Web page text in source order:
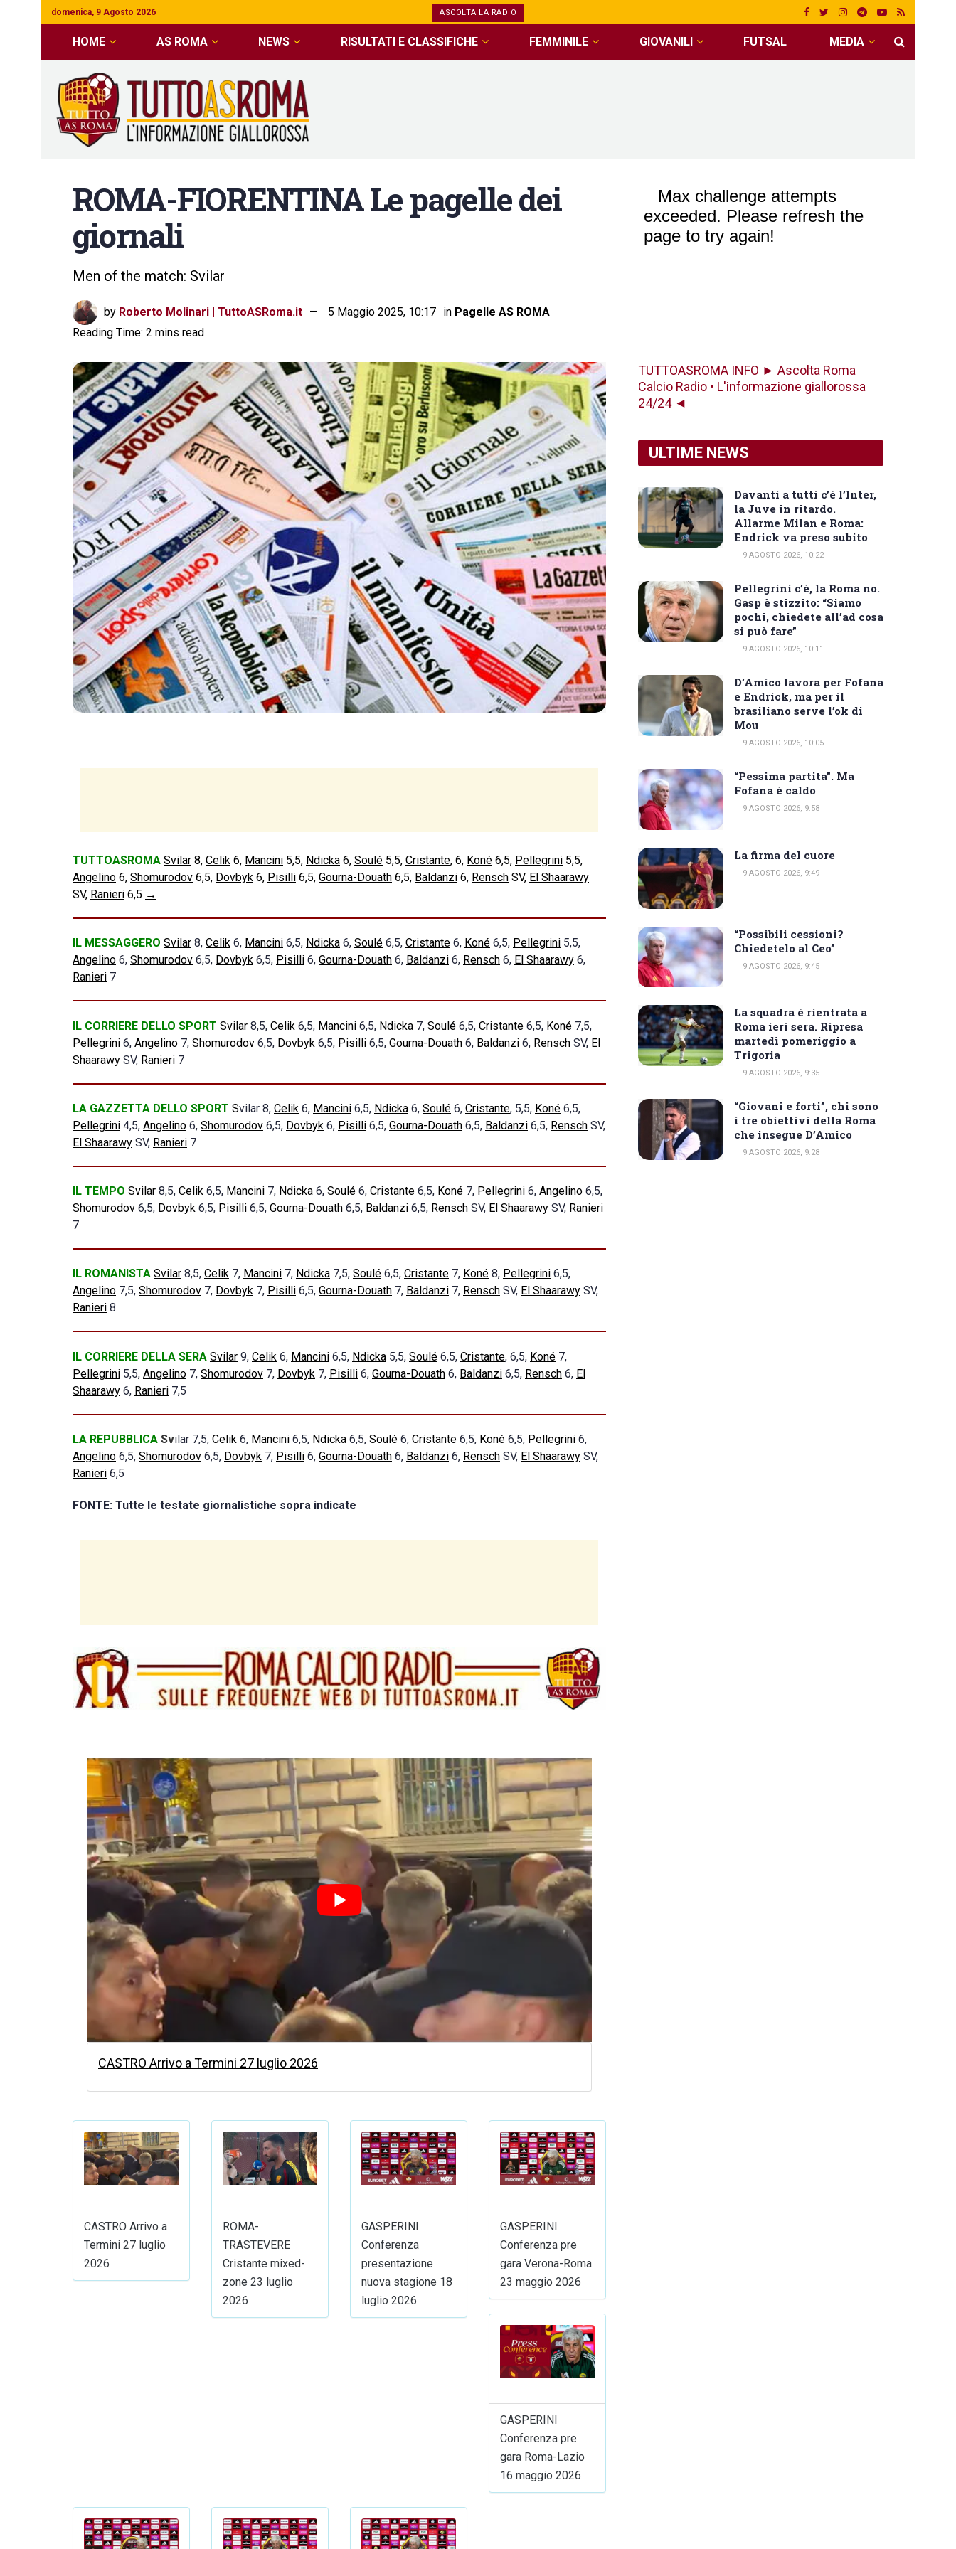
domenica, 9 Agosto 2026 ASCOLTA LA RADIO
HOME AS ROMA NEWS RISULTATI E CLASSIFICHE FEMMINILE GIOVANILI FUTSAL MEDIA
ROMA-FIORENTINA Le pagelle dei
giornali
Men of the match: Svilar
by Roberto Molinari | TuttoASRoma.it 5 Maggio 2025, 10:17 in Pagelle AS ROMA
Reading Time: 2 mins read
TUTTOASROMA Svilar 8, Celik 6, Mancini 5,5, Ndicka 6, Soulé 5,5, Cristante, 6, Koné 6,5, Pellegrini 5,5,
Angelino 6, Shomurodov 6,5, Dovbyk 6, Pisilli 6,5, Gourna-Douath 6,5, Baldanzi 6, Rensch SV, El Shaarawy
SV, Ranieri 6,5 →
IL MESSAGGERO Svilar 8, Celik 6, Mancini 6,5, Ndicka 6, Soulé 6,5, Cristante 6, Koné 6,5, Pellegrini 5,5,
Angelino 6, Shomurodov 6,5, Dovbyk 6,5, Pisilli 6, Gourna-Douath 6, Baldanzi 6, Rensch 6, El Shaarawy 6,
Ranieri 7
IL CORRIERE DELLO SPORT Svilar 8,5, Celik 6,5, Mancini 6,5, Ndicka 7, Soulé 6,5, Cristante 6,5, Koné 7,5,
Pellegrini 6, Angelino 7, Shomurodov 6,5, Dovbyk 6,5, Pisilli 6,5, Gourna-Douath 6, Baldanzi 6, Rensch SV, El
Shaarawy SV, Ranieri 7
LA GAZZETTA DELLO SPORT Svilar 8, Celik 6, Mancini 6,5, Ndicka 6, Soulé 6, Cristante, 5,5, Koné 6,5,
Pellegrini 4,5, Angelino 6, Shomurodov 6,5, Dovbyk 6, Pisilli 6,5, Gourna-Douath 6,5, Baldanzi 6,5, Rensch SV,
El Shaarawy SV, Ranieri 7
IL TEMPO Svilar 8,5, Celik 6,5, Mancini 7, Ndicka 6, Soulé 6, Cristante 6,5, Koné 7, Pellegrini 6, Angelino 6,5,
Shomurodov 6,5, Dovbyk 6,5, Pisilli 6,5, Gourna-Douath 6,5, Baldanzi 6,5, Rensch SV, El Shaarawy SV, Ranieri
7
IL ROMANISTA Svilar 8,5, Celik 7, Mancini 7, Ndicka 7,5, Soulé 6,5, Cristante 7, Koné 8, Pellegrini 6,5,
Angelino 7,5, Shomurodov 7, Dovbyk 7, Pisilli 6,5, Gourna-Douath 7, Baldanzi 7, Rensch SV, El Shaarawy SV,
Ranieri 8
IL CORRIERE DELLA SERA Svilar 9, Celik 6, Mancini 6,5, Ndicka 5,5, Soulé 6,5, Cristante, 6,5, Koné 7,
Pellegrini 5,5, Angelino 7, Shomurodov 7, Dovbyk 7, Pisilli 6, Gourna-Douath 6, Baldanzi 6,5, Rensch 6, El
Shaarawy 6, Ranieri 7,5
LA REPUBBLICA Svilar 7,5, Celik 6, Mancini 6,5, Ndicka 6,5, Soulé 6, Cristante 6,5, Koné 6,5, Pellegrini 6,
Angelino 6,5, Shomurodov 6,5, Dovbyk 7, Pisilli 6, Gourna-Douath 6, Baldanzi 6, Rensch SV, El Shaarawy SV,
Ranieri 6,5
FONTE: Tutte le testate giornalistiche sopra indicate
CASTRO Arrivo a Termini 27 luglio 2026
CASTRO Arrivo a
Termini 27 luglio
2026
ROMA-
TRASTEVERE
Cristante mixed-
zone 23 luglio
2026
GASPERINI
Conferenza
presentazione
nuova stagione 18
luglio 2026
GASPERINI
Conferenza pre
gara Verona-Roma
23 maggio 2026
GASPERINI
Conferenza pre
gara Roma-Lazio
16 maggio 2026
TUTTOASROMA INFO ► Ascolta Roma
Calcio Radio • L'informazione giallorossa
24/24 ◄
ULTIME NEWS
Davanti a tutti c’è l’Inter,
la Juve in ritardo.
Allarme Milan e Roma:
Endrick va preso subito
9 AGOSTO 2026, 10:22
Pellegrini c’è, la Roma no.
Gasp è stizzito: “Siamo
pochi, chiedete all’ad cosa
si può fare”
9 AGOSTO 2026, 10:11
D’Amico lavora per Fofana
e Endrick, ma per il
brasiliano serve l’ok di
Mou
9 AGOSTO 2026, 10:05
“Pessima partita”. Ma
Fofana è caldo
9 AGOSTO 2026, 9:58
La firma del cuore
9 AGOSTO 2026, 9:49
“Possibili cessioni?
Chiedetelo al Ceo”
9 AGOSTO 2026, 9:45
La squadra è rientrata a
Roma ieri sera. Ripresa
martedì pomeriggio a
Trigoria
9 AGOSTO 2026, 9:35
“Giovani e forti”, chi sono
i tre obiettivi della Roma
che insegue D’Amico
9 AGOSTO 2026, 9:28